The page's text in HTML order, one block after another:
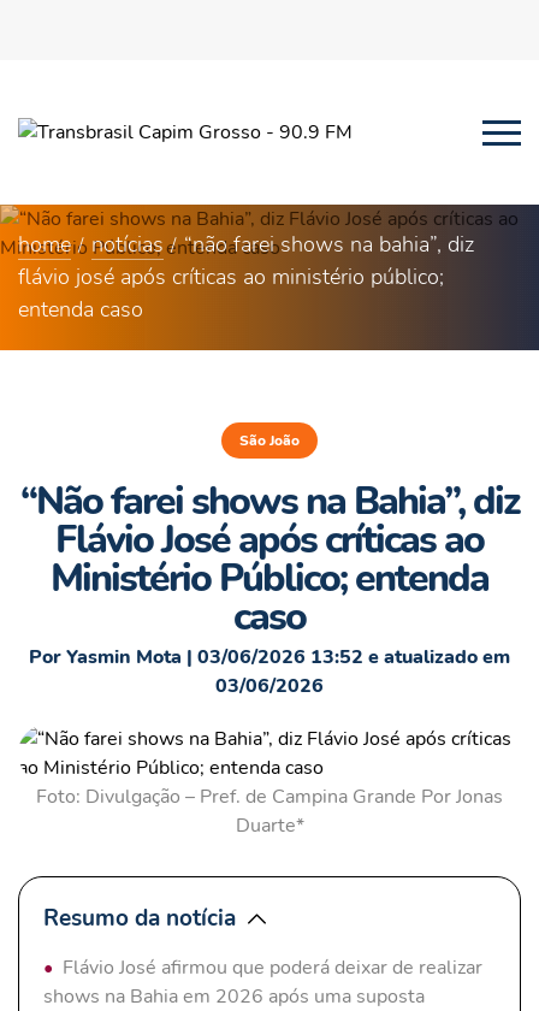
home notícias
“não farei shows na bahia”, diz
flávio josé após críticas ao ministério público;
entenda caso
São João
“Não farei shows na Bahia”, diz
Flávio José após críticas ao
Ministério Público; entenda
caso
Por Yasmin Mota | 03/06/2026 13:52 e atualizado em
03/06/2026
Foto: Divulgação – Pref. de Campina Grande Por Jonas
Duarte*
Resumo da notícia
Flávio José afirmou que poderá deixar de realizar
shows na Bahia em 2026 após uma suposta